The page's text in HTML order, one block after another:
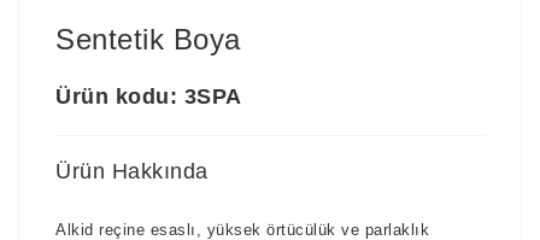
Sentetik Boya
Ürün kodu: 3SPA
Ürün Hakkında
Alkid reçine esaslı, yüksek örtücülük ve parlaklık